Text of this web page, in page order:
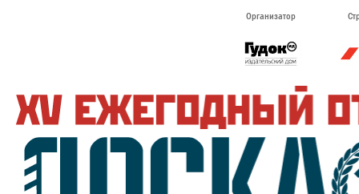
Организатор